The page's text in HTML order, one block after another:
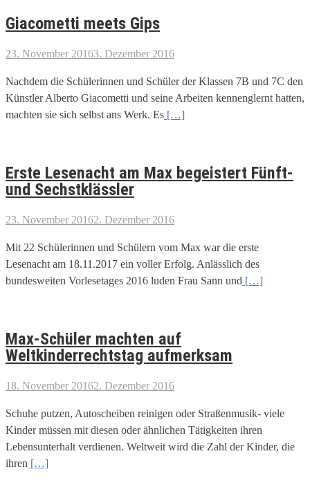
Giacometti meets Gips
23. November 20163. Dezember 2016
Nachdem die Schülerinnen und Schüler der Klassen 7B und 7C den
Künstler Alberto Giacometti und seine Arbeiten kennenglernt hatten,
machten sie sich selbst ans Werk. Es […]
Erste Lesenacht am Max begeistert Fünft-
und Sechstklässler
23. November 20162. Dezember 2016
Mit 22 Schülerinnen und Schülern vom Max war die erste
Lesenacht am 18.11.2017 ein voller Erfolg. Anlässlich des
bundesweiten Vorlesetages 2016 luden Frau Sann und […]
Max-Schüler machten auf
Weltkinderrechtstag aufmerksam
18. November 20162. Dezember 2016
Schuhe putzen, Autoscheiben reinigen oder Straßenmusik- viele
Kinder müssen mit diesen oder ähnlichen Tätigkeiten ihren
Lebensunterhalt verdienen. Weltweit wird die Zahl der Kinder, die
ihren […]